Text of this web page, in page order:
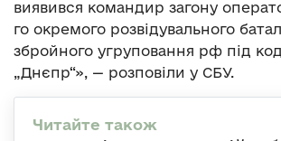
виявився командир загону
го окремого розвідувального
збройного угруповання рф під
„Днєпр“», — розповіли у СБУ.